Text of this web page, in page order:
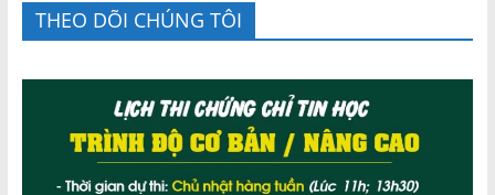
THEO DÕI CHÚNG TÔI